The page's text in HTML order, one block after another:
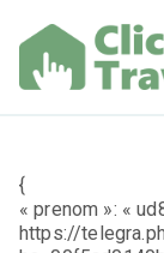
contenu
{
« prenom »: «
https://